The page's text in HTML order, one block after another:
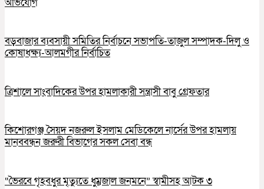
বড়বাজার ব্যবসায়ী সমিতির নির্বাচনে সভাপতি-তাজুল সম্পাদক-দিলু ও
কোষাধক্ষ্য-আলমগীর নির্বাচিত
ত্রিশালে সাংবাদিকের উপর হামলাকারী সন্ত্রাসী বাবু গ্রেফতার
কিশোরগঞ্জ সৈয়দ নজরুল ইসলাম মেডিকেলে নার্সের উপর হামলায়
মানববন্ধন জরুরী বিভাগের সকল সেবা বন্ধ
“ভৈরবে গৃহবধুর মৃত্যুতে ধুম্রজাল জনমনে” স্বামীসহ আটক ৩